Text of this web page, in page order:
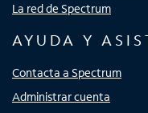
La red de Spectrum
AYUDA Y
Contacta a Spectrum
Administrar cuenta